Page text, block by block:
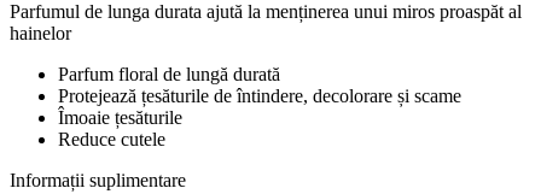
Parfumul de lunga durata ajută la menținerea unui miros proaspăt al
hainelor
Parfum floral de lungă durată
Protejează țesăturile de întindere, decolorare și scame
Îmoaie țesăturile
Reduce cutele
Informații suplimentare